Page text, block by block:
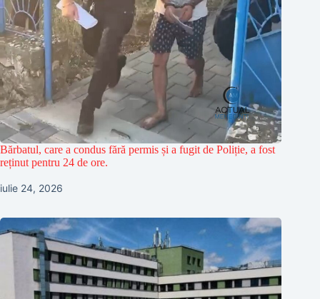
Bărbatul, care a condus fără permis și a fugit de Poliție, a fost
reținut pentru 24 de ore.
iulie 24, 2026